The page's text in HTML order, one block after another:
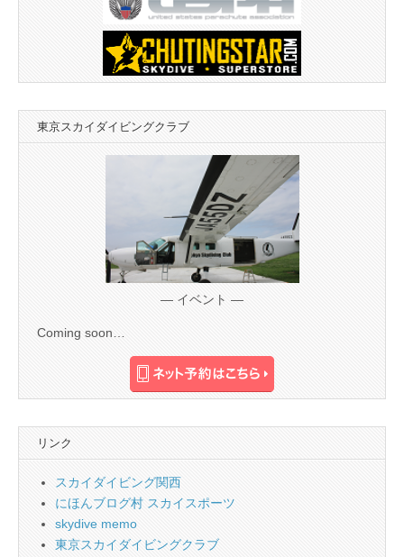
東京スカイダイビングクラブ
— イベント —
Coming soon…
リンク
スカイダイビング関西
にほんブログ村 スカイスポーツ
skydive memo
東京スカイダイビングクラブ